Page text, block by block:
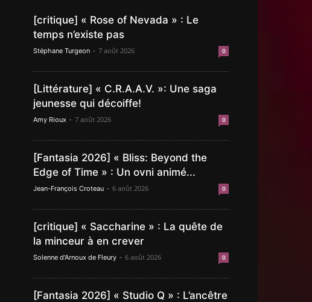
[critique] « Rose of Nevada » : Le
temps n’existe pas
Stéphane Turgeon - 7 août 2026 0
[Littérature] « C.R.A.A.V. »: Une saga
jeunesse qui décoiffe!
Amy Rioux - 7 août 2026 0
[Fantasia 2026] « Bliss: Beyond the
Edge of Time » : Un ovni animé...
Jean-François Croteau - 6 août 2026 0
[critique] « Saccharine » : La quête de
la minceur à en crever
Solenne d'Arnoux de Fleury - 6 août 2026 0
[Fantasia 2026] « Studio Q » : L’ancêtre